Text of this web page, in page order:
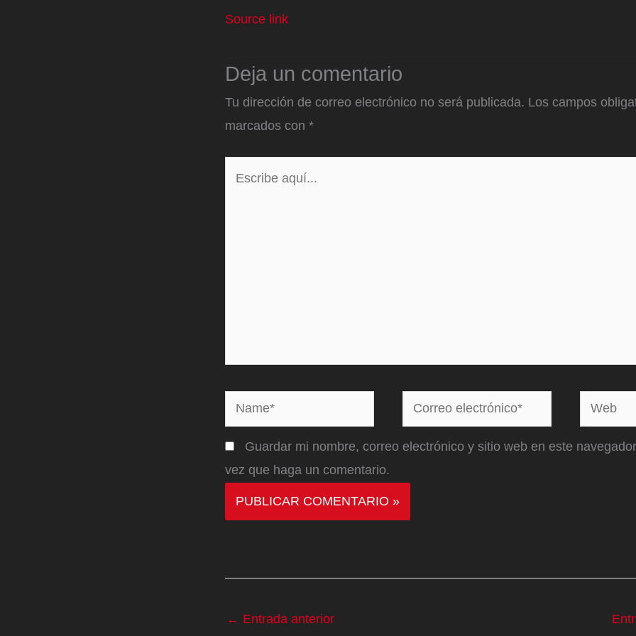
Source link
Deja un comentario
Tu dirección de correo electrónico no será publicada. Los campos
marcados con *
Name*
Correo
electrónico*
Web
Guardar mi nombre, correo electrónico y sitio web en este
vez que haga un comentario.
← Entrada anterior